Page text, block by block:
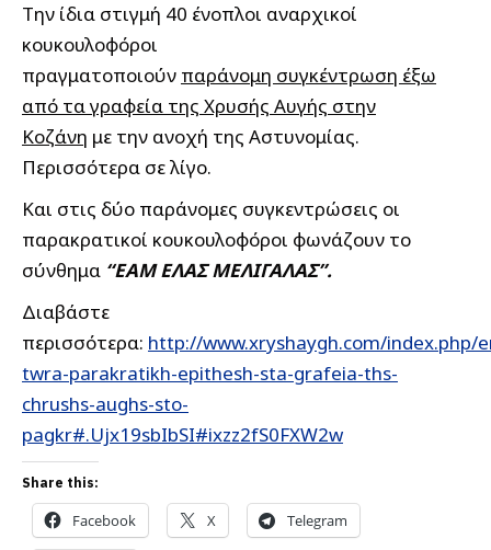
Την ίδια στιγμή 40 ένοπλοι αναρχικοί
κουκουλοφόροι
πραγματοποιούν παράνομη συγκέντρωση έξω
από τα γραφεία της Χρυσής Αυγής στην
Κοζάνη με την ανοχή της Αστυνομίας.
Περισσότερα σε λίγο.
Και στις δύο παράνομες συγκεντρώσεις οι
παρακρατικοί κουκουλοφόροι φωνάζουν το
σύνθημα “ΕΑΜ ΕΛΑΣ ΜΕΛΙΓΑΛΑΣ”.
Διαβάστε
περισσότερα: http://www.xryshaygh.com/index.php/
twra-parakratikh-epithesh-sta-grafeia-ths-
chrushs-aughs-sto-
pagkr#.Ujx19sbIbSI#ixzz2fS0FXW2w
Share this:
Facebook X Telegram